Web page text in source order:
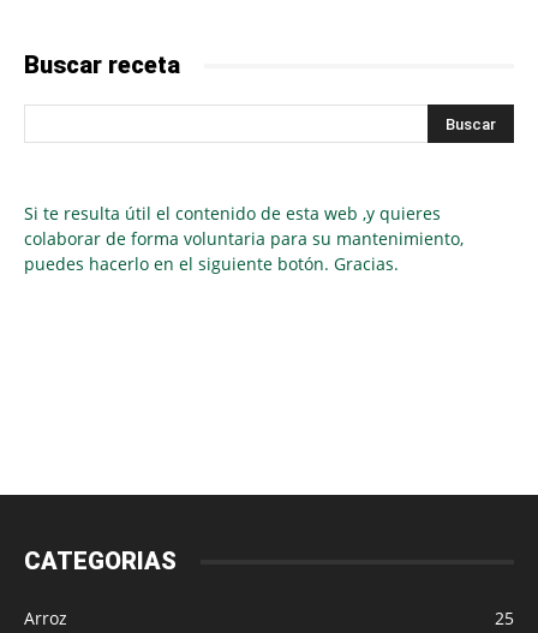
Buscar receta
Si te resulta útil el contenido de esta web ,y quieres
colaborar de forma voluntaria para su mantenimiento,
puedes hacerlo en el siguiente botón. Gracias.
CATEGORIAS
Arroz
25